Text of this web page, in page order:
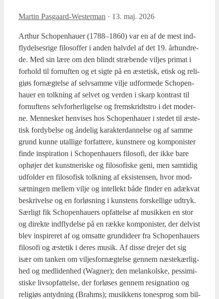
Martin Pasgaard-Westerman · 13. maj. 2026
Art­hur Scho­pen­hau­er (1788–1860) var en af de mest ind­
fly­del­ses­ri­ge filo­sof­fer i anden halv­del af det 19. århund­re­
de. Med sin lære om den blindt stræ­ben­de vil­jes pri­mat i
for­hold til for­nuf­ten og et sig­te på en æste­tisk, etisk og reli­
gi­øs for­næg­tel­se af selv­sam­me vil­je udfor­me­de Scho­pen­
hau­er en tolk­ning af sel­vet og ver­den i skarp kon­trast til
for­nuf­tens selv­for­her­li­gel­se og frem­skridt­stro i det moder­
ne. Men­ne­sket hen­vi­ses hos Scho­pen­hau­er i ste­det til æste­
tisk for­dy­bel­se og ånde­lig karak­ter­dan­nel­se og af sam­me
grund kun­ne utal­li­ge for­fat­te­re, kunst­ne­re og kom­po­ni­ster
fin­de inspira­tion i Scho­pen­hau­ers filo­so­fi, der ikke bare
ophø­jer det kunst­ne­ri­ske og filo­so­fi­ske geni, men sam­ti­dig
udfol­der en filo­so­fisk tolk­ning af eksi­sten­sen, hvor mod­
sæt­nin­gen mel­lem vil­je og intel­lekt både fin­der en adæ­kvat
beskri­vel­se og en for­løs­ning i kun­stens for­skel­li­ge udtryk.
Sær­ligt fik Scho­pen­hau­ers opfat­tel­se af musik­ken en stor
og direk­te ind­fly­del­se på en ræk­ke kom­po­ni­ster, der del­vist
blev inspi­re­ret af og omsat­te grun­di­de­er fra Scho­pen­hau­ers
filo­so­fi og æste­tik i deres musik. Af dis­se dre­jer det sig
især om tan­ken om vil­jes­for­næg­tel­se gen­nem næstekær­lig­
hed og med­li­den­hed (Wag­ner); den melan­kol­ske, pes­si­mi­
sti­ske livs­op­fat­tel­se, der for­lø­ses gen­nem resig­na­tion og
reli­gi­øs antyd­ning (Bra­hms); musik­kens tone­sprog som bil­